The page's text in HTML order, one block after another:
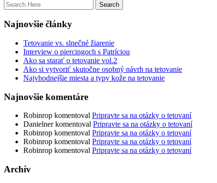
Najnovšie články
Tetovanie vs. slnečné žiarenie
Interview o piercingoch s Patríciou
Ako sa starať o tetovanie vol.2
Ako si vytvoriť skutočne osobný návrh na tetovanie
Najvhodnejšie miesta a typy kože na tetovanie
Najnovšie komentáre
Robinrop komentoval Pripravte sa na otázky o tetovaní
Danielnerkomentoval Pripravte sa na otázky o tetovaní
Robinrop komentoval Pripravte sa na otázky o tetovaní
Robinrop komentoval Pripravte sa na otázky o tetovaní
Robinrop komentoval Pripravte sa na otázky o tetovaní
Archív